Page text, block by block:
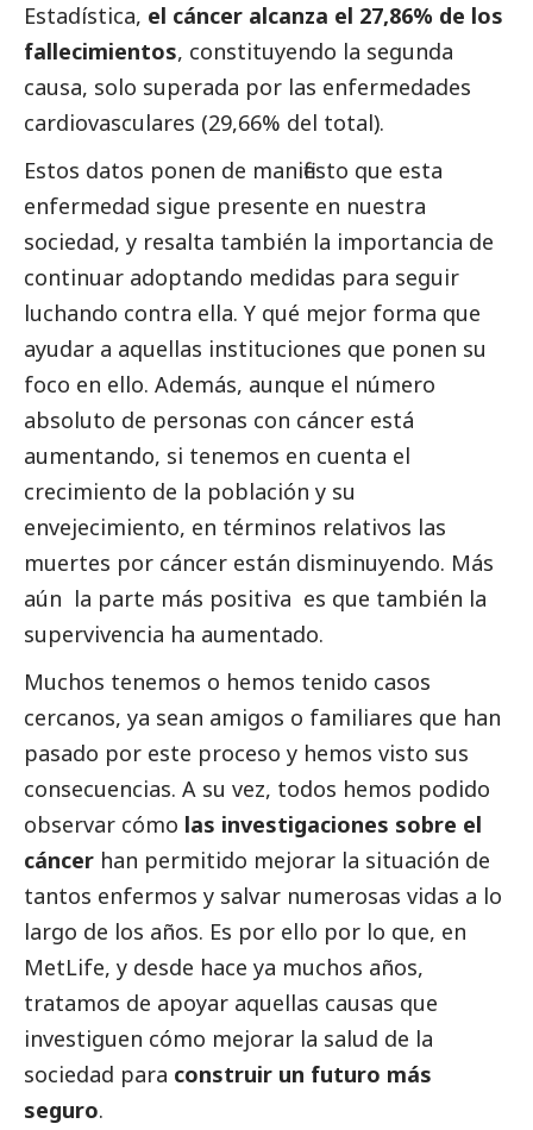
Estadística, el cáncer alcanza el 27,86% de los
fallecimientos, constituyendo la segunda
causa, solo superada por las enfermedades
cardiovasculares (29,66% del total).
Estos datos ponen de manifiesto que esta
enfermedad sigue presente en nuestra
sociedad, y resalta también la importancia de
continuar adoptando medidas para seguir
luchando contra ella. Y qué mejor forma que
ayudar a aquellas instituciones que ponen su
foco en ello. Además, aunque el número
absoluto de personas con cáncer está
aumentando, si tenemos en cuenta el
crecimiento de la población y su
envejecimiento, en términos relativos las
muertes por cáncer están disminuyendo. Más
aún la parte más positiva es que también la
supervivencia ha aumentado.
Muchos tenemos o hemos tenido casos
cercanos, ya sean amigos o familiares que han
pasado por este proceso y hemos visto sus
consecuencias. A su vez, todos hemos podido
observar cómo las investigaciones sobre el
cáncer han permitido mejorar la situación de
tantos enfermos y salvar numerosas vidas a lo
largo de los años. Es por ello por lo que, en
MetLife, y desde hace ya muchos años,
tratamos de apoyar aquellas causas que
investiguen cómo mejorar la salud de la
sociedad para construir un futuro más
seguro.